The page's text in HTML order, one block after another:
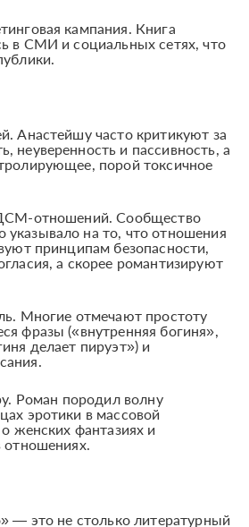
кампания. Книга
в СМИ и социальных сетях, что
Анастейшу часто критикуют за
неуверенность и пассивность, а
порой токсичное
отношений. Сообщество
на то, что отношения
принципам безопасности,
а скорее романтизируют
Многие отмечают простоту
фразы («внутренняя богиня»,
делает пируэт») и
Роман породил волну
эротики в массовой
женских фантазиях и
отношениях.
— это не столько литературный